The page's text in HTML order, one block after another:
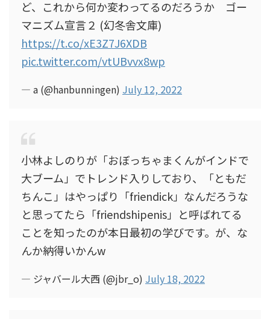
ど、これから何か変わってるのだろうか ゴー
マニズム宣言２ (幻冬舎文庫)
https://t.co/xE3Z7J6XDB
pic.twitter.com/vtUBvvx8wp
— a (@hanbunningen) July 12, 2022
小林よしのりが「おぼっちゃまくんがインドで
大ブーム」でトレンド入りしており、「ともだ
ちんこ」はやっぱり「friendick」なんだろうな
と思ってたら「friendshipenis」と呼ばれてる
ことを知ったのが本日最初の学びです。が、な
んか納得いかんw
— ジャバール大西 (@jbr_o) July 18, 2022